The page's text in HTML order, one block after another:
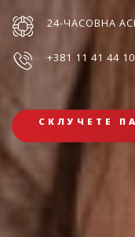
24-ЧАСОВНА
+381 11 41 44
СКЛУЧЕТЕ